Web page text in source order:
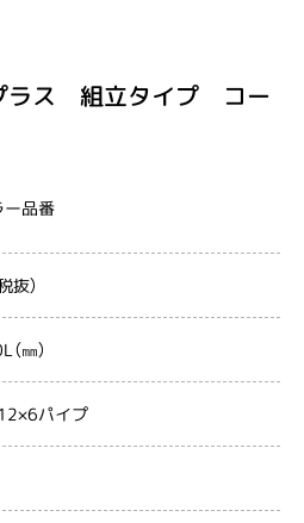
ラス 組立タイプ コー
品番
抜）
㎜）
パイプ